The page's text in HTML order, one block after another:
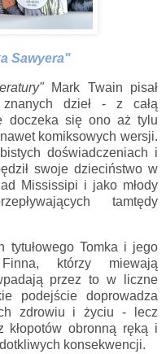
Sawyera"
Mark Twain pisał
dzieł - z całą
doczeka się ono aż tylu
komiksowych wersji.
doświadczeniach i
swoje dzieciństwo w
Mississipi i jako młody
tamtędy
tytułowego Tomka i jego
którzy miewają
przez to w liczne
podejście doprowadza
zdrowiu i życiu - lecz
kłopotów obronną ręką i
konsekwencji.